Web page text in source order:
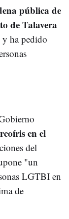
pública de
de Talavera
ha pedido
en el
del
"un
LGTBI en
de